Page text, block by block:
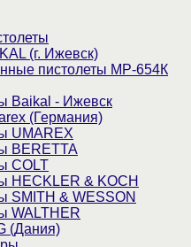
(г. Ижевск)
пистолеты МР-654К
Baikal - Ижевск
(Германия)
UMAREX
BERETTA
COLT
HECKLER & KOCH
SMITH & WESSON
WALTHER
(Дания)